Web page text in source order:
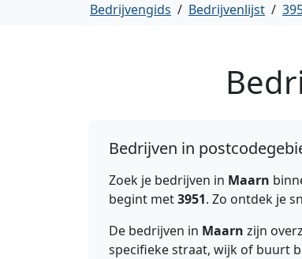
Bedrijvengids / Bedrijvenlijst /
Bedrijven in
Zoek je bedrijven in Maarn
begint met3951. Zo ontdek je
De bedrijven in Maarn zijn
specifieke straat, wijk of buurt